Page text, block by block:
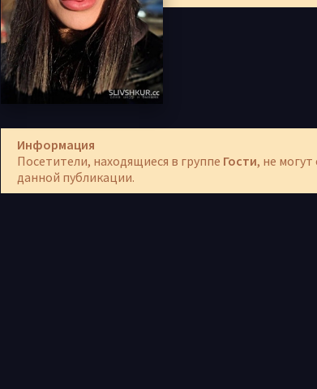
Информация
Посетители, находящиеся в группе Гости, не
данной публикации.